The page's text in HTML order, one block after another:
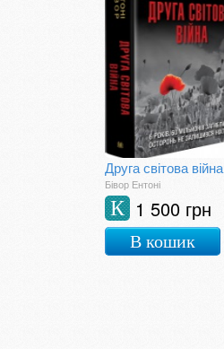
Друга світова війна
Бівор Ентоні
1 500 грн
К
В кошик